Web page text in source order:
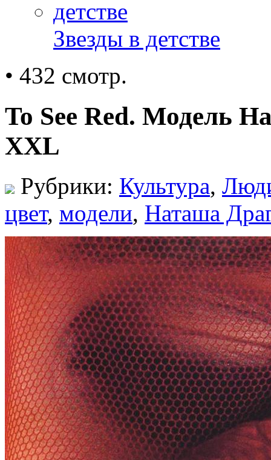
Звезды в детстве
• 432 смотр.
To See Red. Модель
XXL
Рубрики: Культура,
цвет, модели, Наташа